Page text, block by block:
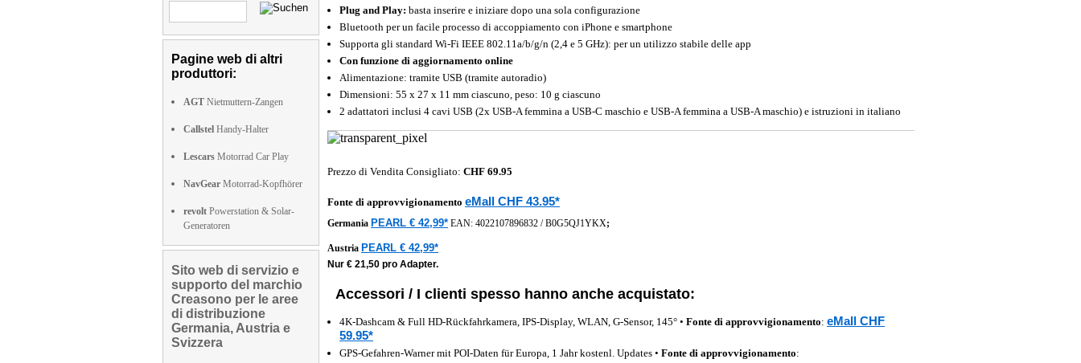
Pagine web di altri
produttori:
AGT Nietmuttern-Zangen
Callstel Handy-Halter
Lescars Motorrad Car Play
NavGear Motorrad-Kopfhörer
revolt Powerstation & Solar-
Generatoren
Sito web di servizio e
supporto del marchio
Creasono per le aree
di distribuzione
Germania, Austria e
Svizzera
Plug and Play: basta inserire e iniziare dopo una sola configurazione
Bluetooth per un facile processo di accoppiamento con iPhone e smartphone
Supporta gli standard Wi-Fi IEEE 802.11a/b/g/n (2,4 e 5 GHz): per un utilizzo stabile delle app
Con funzione di aggiornamento online
Alimentazione: tramite USB (tramite autoradio)
Dimensioni: 55 x 27 x 11 mm ciascuno, peso: 10 g ciascuno
2 adattatori inclusi 4 cavi USB (2x USB-A femmina a USB-C maschio e USB-A femmina a USB-A maschio) e istruzioni in italiano
Prezzo di Vendita Consigliato: CHF 69.95
Fonte di approvvigionamento eMall CHF 43.95*
Germania PEARL € 42,99* EAN: 4022107896832 /B0G5QJ1YKX;
Austria PEARL € 42,99*
Nur € 21,50 pro Adapter.
Accessori / I clienti spesso hanno anche acquistato:
4K-Dashcam & Full HD-Rückfahrkamera, IPS-Display, WLAN, G-Sensor, 145° • Fonte di approvvigionamento: eMall CHF
59.95*
GPS-Gefahren-Warner mit POI-Daten für Europa, 1 Jahr kostenl. Updates • Fonte di approvvigionamento: